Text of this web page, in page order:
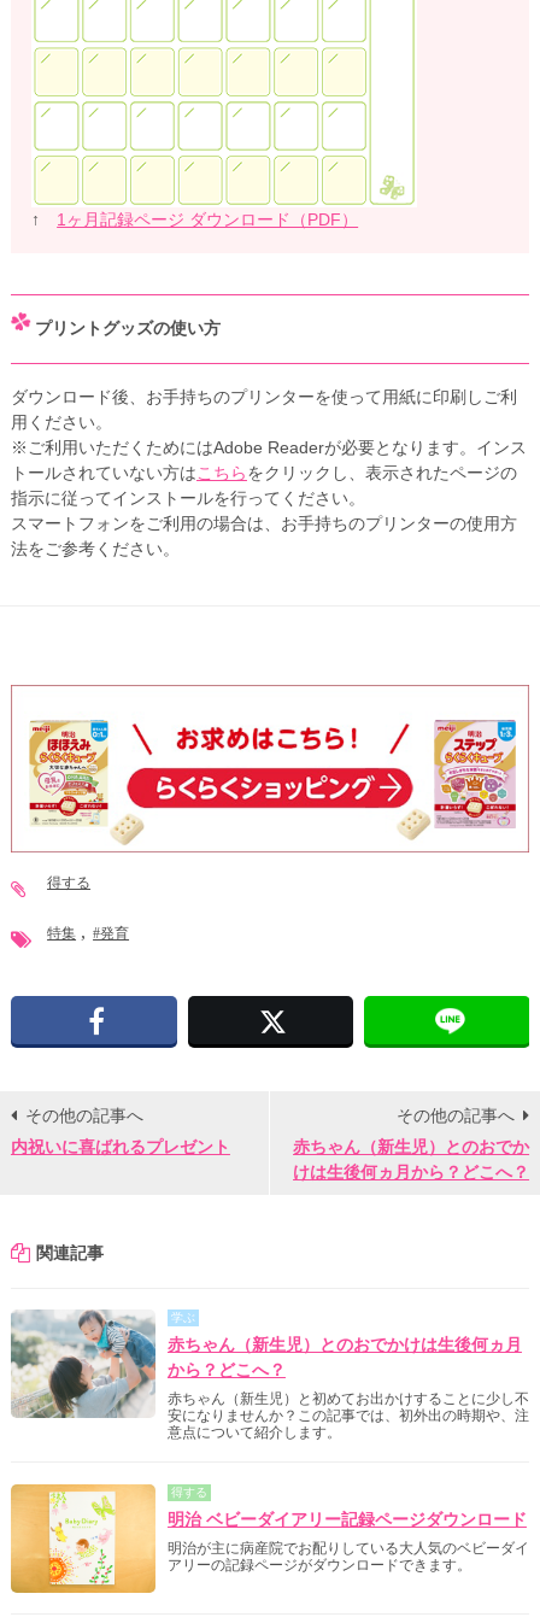
↑ 1ヶ月記録ページ ダウンロード（PDF）
プリントグッズの使い方
ダウンロード後、お手持ちのプリンターを使って用紙に印刷しご利
用ください。
※ご利用いただくためにはAdobe Readerが必要となります。インス
トールされていない方はこちらをクリックし、表示されたページの
指示に従ってインストールを行ってください。
スマートフォンをご利用の場合は、お手持ちのプリンターの使用方
法をご参考ください。
得する
特集 #発育
その他の記事へ
内祝いに喜ばれるプレゼント
その他の記事へ
赤ちゃん（新生児）とのおでか
けは生後何ヵ月から？どこへ？
関連記事
学ぶ
赤ちゃん（新生児）とのおでかけは生後何ヵ月
から？どこへ？
赤ちゃん（新生児）と初めてお出かけすることに少し不
安になりませんか？この記事では、初外出の時期や、注
意点について紹介します。
得する
明治 ベビーダイアリー記録ページダウンロード
明治が主に病産院でお配りしている大人気のベビーダイ
アリーの記録ページがダウンロードできます。